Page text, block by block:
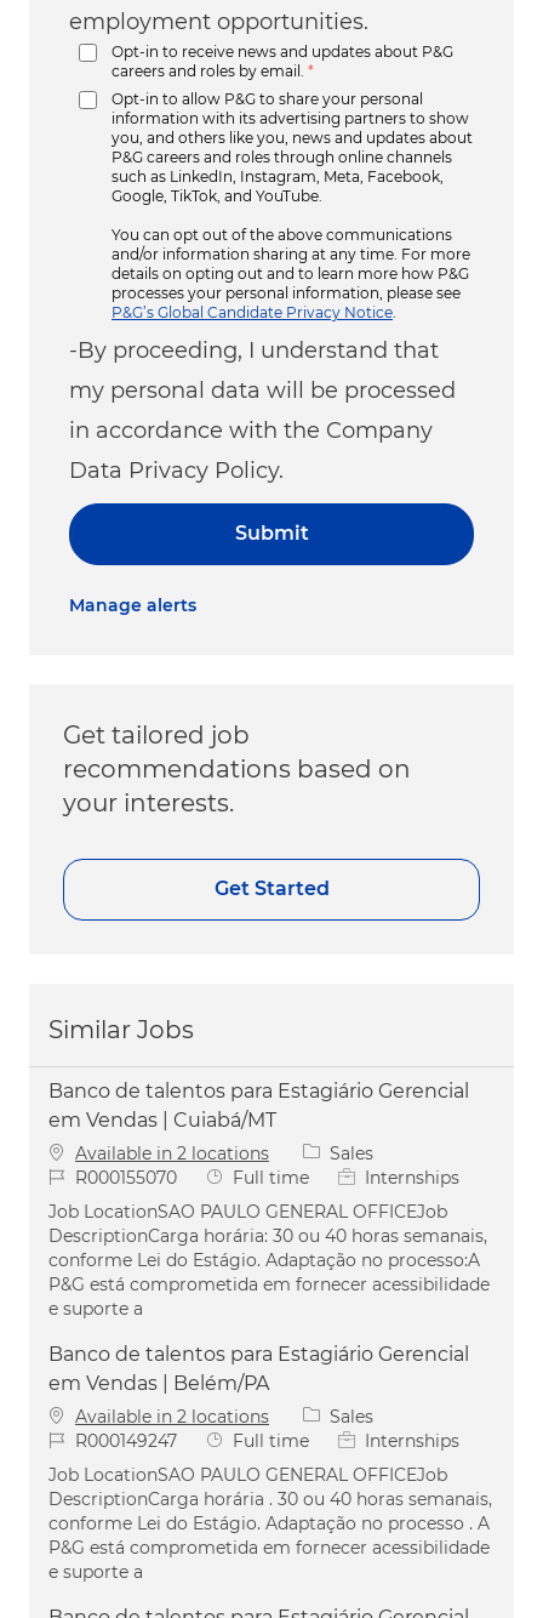
employment opportunities.
Opt-in to receive news and updates about P&G
careers and roles by email.
*
Opt-in to allow P&G to share your personal
information with its advertising partners to show
you, and others like you, news and updates about
P&G careers and roles through online channels
such as LinkedIn, Instagram, Meta, Facebook,
Google, TikTok, and YouTube.
You can opt out of the above communications
and/or information sharing at any time. For more
details on opting out and to learn more how P&G
processes your personal information, please see
P&G’s Global Candidate Privacy Notice
-By proceeding, I understand that
my personal data will be processed
in accordance with the Company
Data Privacy Policy.
Submit
Manage alerts
Get tailored job
recommendations based on
your interests.
Get Started
Similar Jobs
Banco de talentos para Estagiário Gerencial
em Vendas | Cuiabá/MT
Available in 2 locations Category
Sales
Job IdR000155070 Job Type
Full time
Internships
Job LocationSAO PAULO GENERAL OFFICEJob
DescriptionCarga horária: 30 ou 40 horas semanais,
conforme Lei do Estágio. Adaptação no processo:A
P&G está comprometida em fornecer acessibilidade
e suporte a
Banco de talentos para Estagiário Gerencial
em Vendas | Belém/PA
Available in 2 locations Category
Sales
Job IdR000149247 Job Type
Full time
Internships
Job LocationSAO PAULO GENERAL OFFICEJob
DescriptionCarga horária . 30 ou 40 horas semanais,
conforme Lei do Estágio. Adaptação no processo . A
P&G está comprometida em fornecer acessibilidade
e suporte a